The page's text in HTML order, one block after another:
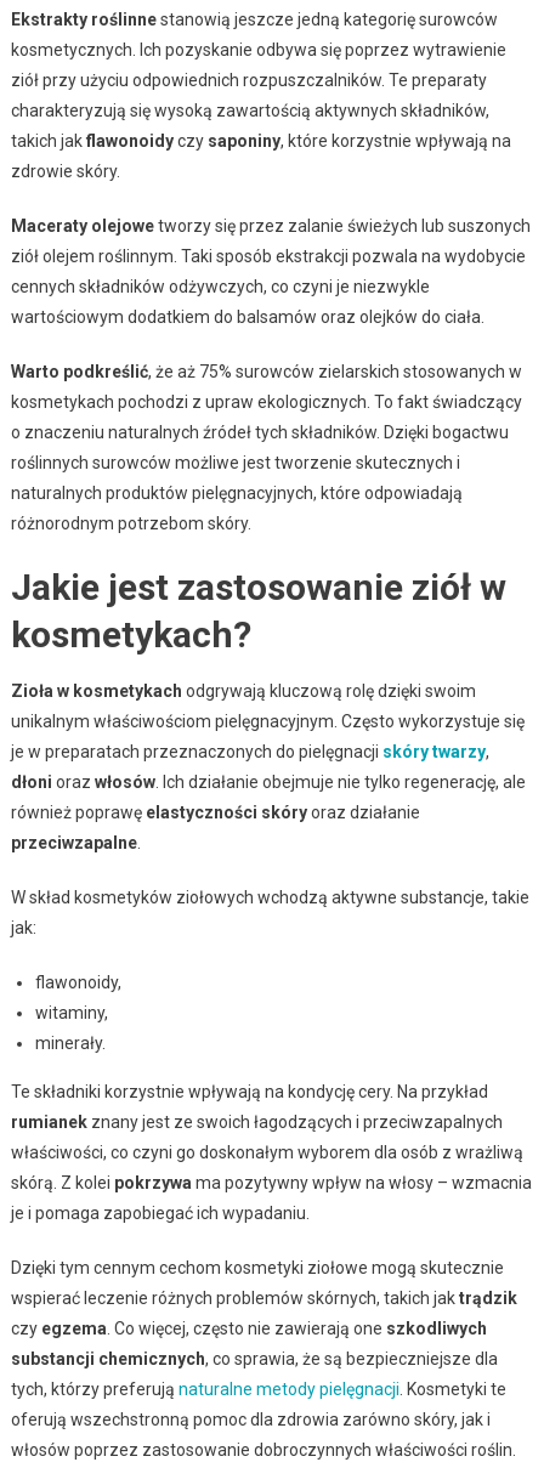
Ekstrakty roślinnestanowią jeszcze jedną kategorię surowców
kosmetycznych. Ich pozyskanie odbywa się poprzez wytrawienie
ziół przy użyciu odpowiednich rozpuszczalników. Te preparaty
charakteryzują się wysoką zawartością aktywnych składników,
takich jakflawonoidyczy saponiny, które korzystnie wpływają na
zdrowie skóry.
Maceraty olejowetworzy się przez zalanie świeżych lub suszonych
ziół olejem roślinnym. Taki sposób ekstrakcji pozwala na wydobycie
cennych składników odżywczych, co czyni je niezwykle
wartościowym dodatkiem do balsamów oraz olejków do ciała.
Warto podkreślić, że aż 75% surowców zielarskich stosowanych w
kosmetykach pochodzi z upraw ekologicznych. To fakt świadczący
o znaczeniu naturalnych źródeł tych składników. Dzięki bogactwu
roślinnych surowców możliwe jest tworzenie skutecznych i
naturalnych produktów pielęgnacyjnych, które odpowiadają
różnorodnym potrzebom skóry.
Jakie jest zastosowanie ziół w
kosmetykach?
Zioła w kosmetykach odgrywają kluczową rolę dzięki swoim
unikalnym właściwościom pielęgnacyjnym. Często wykorzystuje się
je w preparatach przeznaczonych do pielęgnacji skóry twarzy,
dłoni oraz włosów. Ich działanie obejmuje nie tylko regenerację, ale
również poprawę elastyczności skóryoraz działanie
przeciwzapalne.
W skład kosmetyków ziołowych wchodzą aktywne substancje, takie
jak:
flawonoidy,
witaminy,
minerały.
Te składniki korzystnie wpływają na kondycję cery. Na przykład
rumianekznany jest ze swoich łagodzących i przeciwzapalnych
właściwości, co czyni go doskonałym wyborem dla osób z wrażliwą
skórą. Z kolei pokrzywa ma pozytywny wpływ na włosy – wzmacnia
je i pomaga zapobiegać ich wypadaniu.
Dzięki tym cennym cechom kosmetyki ziołowe mogą skutecznie
wspierać leczenie różnych problemów skórnych, takich jaktrądzik
czy egzema . Co więcej, często nie zawierają one szkodliwych
substancji chemicznych, co sprawia, że są bezpieczniejsze dla
tych, którzy preferują naturalne metody pielęgnacji . Kosmetyki te
oferują wszechstronną pomoc dla zdrowia zarówno skóry, jak i
włosów poprzez zastosowanie dobroczynnych właściwości roślin.